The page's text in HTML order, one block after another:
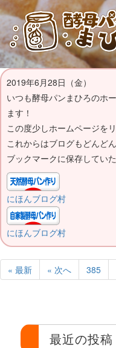
2019年6月28日（金）
いつも酵母パンまひろのホ
ます！
この度少しホームページを
これからはブログもどんど
ブックマークに保存してい
にほんブログ村
にほんブログ村
« 最新 « 次へ 385
最近の投稿